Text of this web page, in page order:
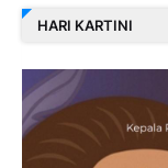
HARI KARTINI